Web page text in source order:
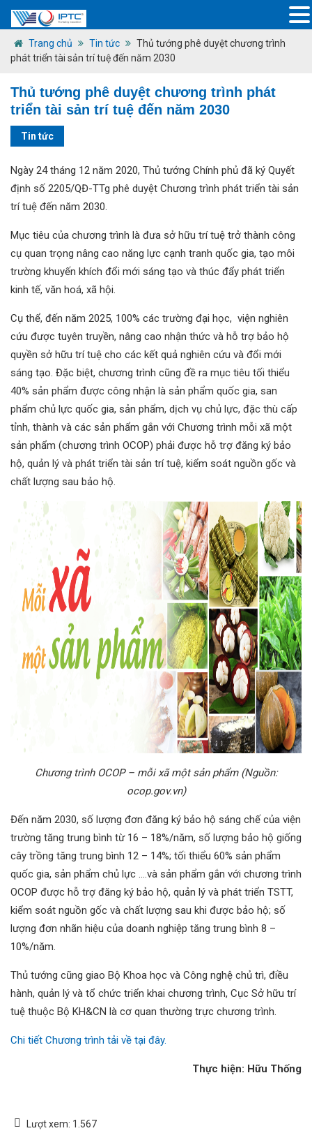
Trang chủ Tin tức
Thủ tướng phê duyệt chương trình
phát triển tài sản trí tuệ đến năm 2030
Thủ tướng phê duyệt chương trình phát
triển tài sản trí tuệ đến năm 2030
Tin tức
Ngày 24 tháng 12 năm 2020, Thủ tướng Chính phủ đã ký Quyết
định số 2205/QĐ-TTg phê duyệt Chương trình phát triển tài sản
trí tuệ đến năm 2030.
Mục tiêu của chương trình là đưa sở hữu trí tuệ trở thành công
cụ quan trọng nâng cao năng lực cạnh tranh quốc gia, tạo môi
trường khuyến khích đổi mới sáng tạo và thúc đẩy phát triển
kinh tế, văn hoá, xã hội.
Cụ thể, đến năm 2025, 100% các trường đại học, viện nghiên
cứu được tuyên truyền, nâng cao nhận thức và hỗ trợ bảo hộ
quyền sở hữu trí tuệ cho các kết quả nghiên cứu và đổi mới
sáng tạo. Đặc biệt, chương trình cũng đề ra mục tiêu tối thiểu
40% sản phẩm được công nhận là sản phẩm quốc gia, san
phẩm chủ lực quốc gia, sản phẩm, dịch vụ chủ lực, đặc thù cấp
tỉnh, thành và các sản phẩm gắn với Chương trình mỗi xã một
sản phẩm (chương trình OCOP) phải được hỗ trợ đăng ký bảo
hộ, quản lý và phát triển tài sản trí tuệ, kiểm soát nguồn gốc và
chất lượng sau bảo hộ.
Chương trình OCOP – mỗi xã một sản phẩm (Nguồn:
ocop.gov.vn)
Đến năm 2030, số lượng đơn đăng ký bảo hộ sáng chế của viện
trường tăng trung bình từ 16 – 18%/năm, số lượng bảo hộ giống
cây trồng tăng trung bình 12 – 14%; tối thiểu 60% sản phẩm
quốc gia, sản phẩm chủ lực ….và sản phẩm gắn với chương trình
OCOP được hỗ trợ đăng ký bảo hộ, quản lý và phát triển TSTT,
kiểm soát nguồn gốc và chất lượng sau khi được bảo hộ; số
lượng đơn nhãn hiệu của doanh nghiệp tăng trung bình 8 –
10%/năm.
Thủ tướng cũng giao Bộ Khoa học và Công nghệ chủ trì, điều
hành, quản lý và tổ chức triển khai chương trình, Cục Sở hữu trí
tuệ thuộc Bộ KH&CN là cơ quan thường trực chương trình.
Chi tiết Chương trình tải về tại đây.
Thực hiện: Hữu Thống
Lượt xem: 1.567